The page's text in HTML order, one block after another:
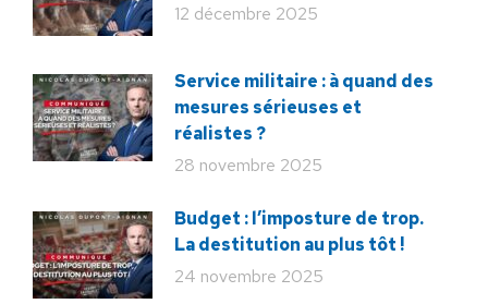
12 décembre 2025
Service militaire : à quand des
mesures sérieuses et
réalistes ?
28 novembre 2025
Budget : l’imposture de trop.
La destitution au plus tôt !
24 novembre 2025